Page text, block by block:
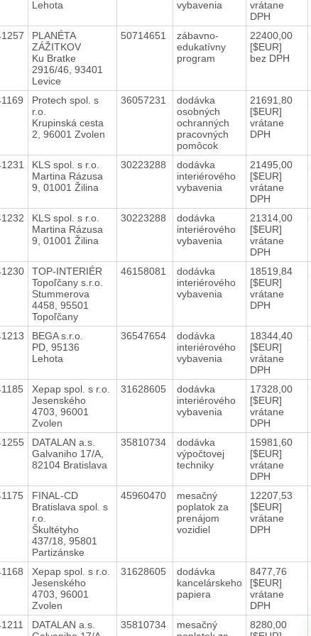
Lehota
vybavenia
vrátane
DPH
PLANÉTA
ZÁŽITKOV
Ku Bratke
2916/46, 93401
Levice
50714651
zábavno-
edukatívny
program
22400,00
[$EUR]
bez DPH
Protech spol. s
r.o.
Krupinská cesta
2, 96001 Zvolen
36057231
dodávka
osobných
ochranných
pracovných
pomôcok
21691,80
[$EUR]
vrátane
DPH
KLS spol. s r.o.
Martina Rázusa
9, 01001 Žilina
30223288
dodávka
interiérového
vybavenia
21495,00
[$EUR]
vrátane
DPH
KLS spol. s r.o.
Martina Rázusa
9, 01001 Žilina
30223288
dodávka
interiérového
vybavenia
21314,00
[$EUR]
vrátane
DPH
TOP-INTERIÉR
Topoľčany s.r.o.
Stummerova
4458, 95501
Topoľčany
46158081
dodávka
interiérového
vybavenia
18519,84
[$EUR]
vrátane
DPH
BEGA s.r.o.
PD, 95136
Lehota
36547654
dodávka
interiérového
vybavenia
18344,40
[$EUR]
vrátane
DPH
Xepap spol. s r.o.
Jesenského
4703, 96001
Zvolen
31628605
dodávka
interiérového
vybavenia
17328,00
[$EUR]
vrátane
DPH
DATALAN a.s.
Galvaniho 17/A,
82104 Bratislava
35810734
dodávka
výpočtovej
techniky
15981,60
[$EUR]
vrátane
DPH
FINAL-CD
Bratislava spol. s
r.o.
Škultétyho
437/18, 95801
Partizánske
45960470
mesačný
poplatok za
prenájom
vozidiel
12207,53
[$EUR]
vrátane
DPH
Xepap spol. s r.o.
Jesenského
4703, 96001
Zvolen
31628605
dodávka
kancelárskeho
papiera
8477,76
[$EUR]
vrátane
DPH
DATALAN a.s.
35810734
mesačný
8280,00